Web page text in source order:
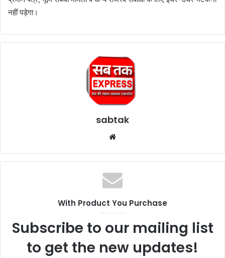
नहीं पड़ेगा।
sabtak
Website
With Product You Purchase
Subscribe to our mailing list
to get the new updates!